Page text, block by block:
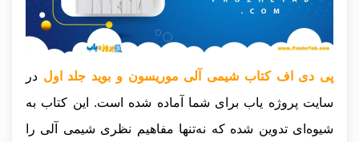
پی دی اف کتاب شیمی آلی موریسون و بوید جلد اول در
سایت پروژه یاب برای شما آماده شده است. این کتاب به
شیوه‌ای تدوین شده که نه‌تنها مفاهیم نظری شیمی آلی را